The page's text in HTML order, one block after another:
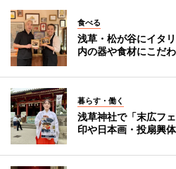
食べる
浅草・松が谷にイタ
内の器や食材にこだ
暮らす・働く
浅草神社で「末広フ
印や日本画・投扇興